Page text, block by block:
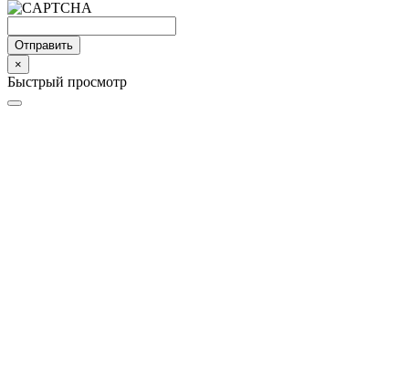
Отправить
×
Быстрый просмотр